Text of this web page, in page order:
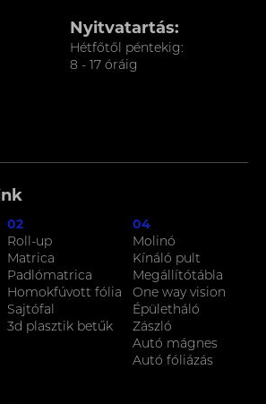
Nyitvatartás:
Hétfőtől péntekig:
8 - 17 óráig
02
Roll-up
Matrica
Padlómatrica
Homokfúvott fólia
Sajtófal
3d plasztik betűk
04
Molinó
Kínáló pult
Megállítótábla
One way vision
Épületháló
Zászló
Autó mágnes
Autó fóliázás